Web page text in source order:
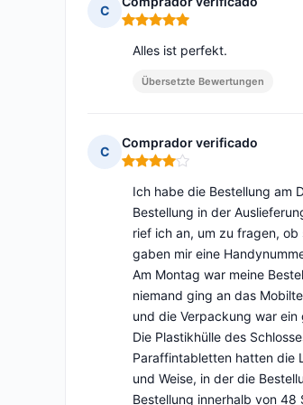
C
Hinweis: 5 von 5
Alles ist perfekt.
Übersetzte Bewertungen
C
Comprador verificado
Hinweis: 4 von 5
Ich habe die Bestellung am
Bestellung in der
rief ich an, um zu fragen,
gaben mir eine
Am Montag war meine
niemand ging an das
und die Verpackung war
Die Plastikhülle des
Paraffintabletten hatten die
und Weise, in der die
Bestellung innerhalb von 48